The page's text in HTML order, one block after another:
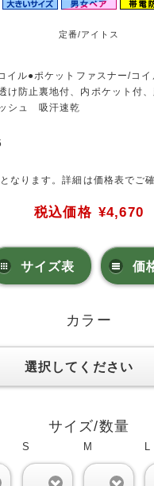
定番/アイトス
イル●ポケットファスナー/コ
け防止裏地付、内ポケット付
シュ 吸汗速乾
なります。詳細は価格表でご
税込価格 ¥4,670
サイズ表 価
カラー
選択してください
サイズ/数量
S M L